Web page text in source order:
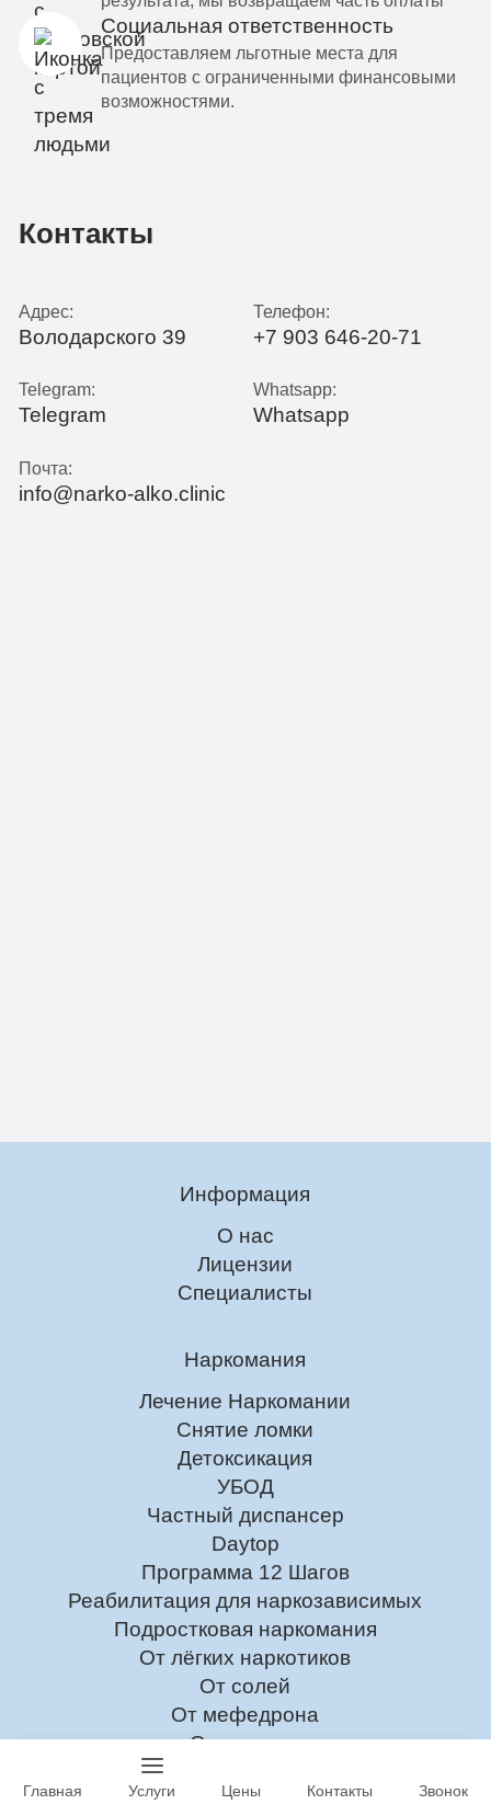
Социальная ответственность
Предоставляем льготные места для
пациентов с ограниченными финансовыми
возможностями.
Контакты
Адрес:
Володарского 39
Телефон:
+7 903 646-20-71
Telegram:
Telegram
Whatsapp:
Whatsapp
Почта:
info@narko-alko.clinic
Информация
О нас
Лицензии
Специалисты
Наркомания
Лечение Наркомании
Снятие ломки
Детоксикация
УБОД
Частный диспансер
Daytop
Программа 12 Шагов
Реабилитация для наркозависимых
Подростковая наркомания
От лёгких наркотиков
От солей
От мефедрона
От героина
Лечение токсикомании
Главная Услуги Цены Контакты Звонок